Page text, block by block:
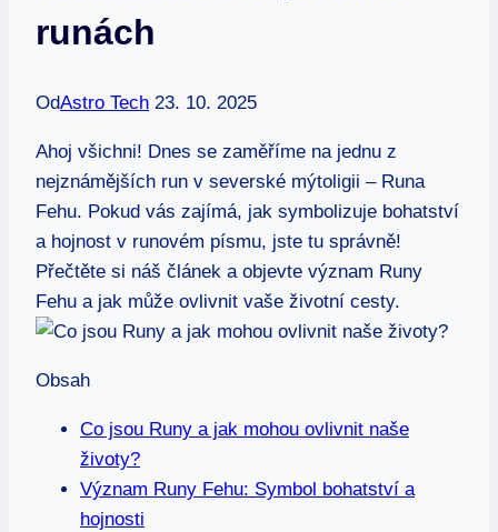
runách
OdAstro Tech 23. 10. 2025
Ahoj všichni! Dnes se zaměříme na jednu z
nejznámějších run v severské mýtoligii – Runa
Fehu. Pokud vás zajímá, jak symbolizuje bohatství
a hojnost v runovém písmu, jste tu správně!
Přečtěte si náš článek a objevte význam Runy
Fehu a jak může ovlivnit vaše životní cesty.
Obsah
Co jsou Runy a jak mohou ovlivnit naše
životy?
Význam Runy Fehu: Symbol bohatství a
hojnosti